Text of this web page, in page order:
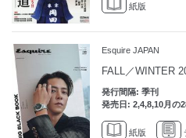
紙版
Esquire JAPAN
FALL／WINTER
発行間隔: 季刊
発売日: 2,4,8,10月の
紙版